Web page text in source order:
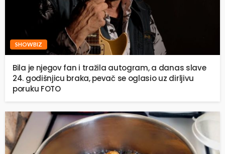
SHOWBIZ
Bila je njegov fan i tražila autogram, a danas slave
24. godišnjicu braka, pevač se oglasio uz dirljivu
poruku FOTO